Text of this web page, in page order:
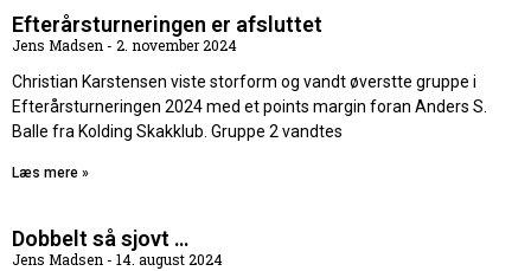
Efterårsturneringen er afsluttet
Jens Madsen
2. november 2024
Christian Karstensen viste storform og vandt øverstte gruppe i
Efterårsturneringen 2024 med et points margin foran Anders S.
Balle fra Kolding Skakklub. Gruppe 2 vandtes
Læs mere »
Dobbelt så sjovt …
Jens Madsen
14. august 2024